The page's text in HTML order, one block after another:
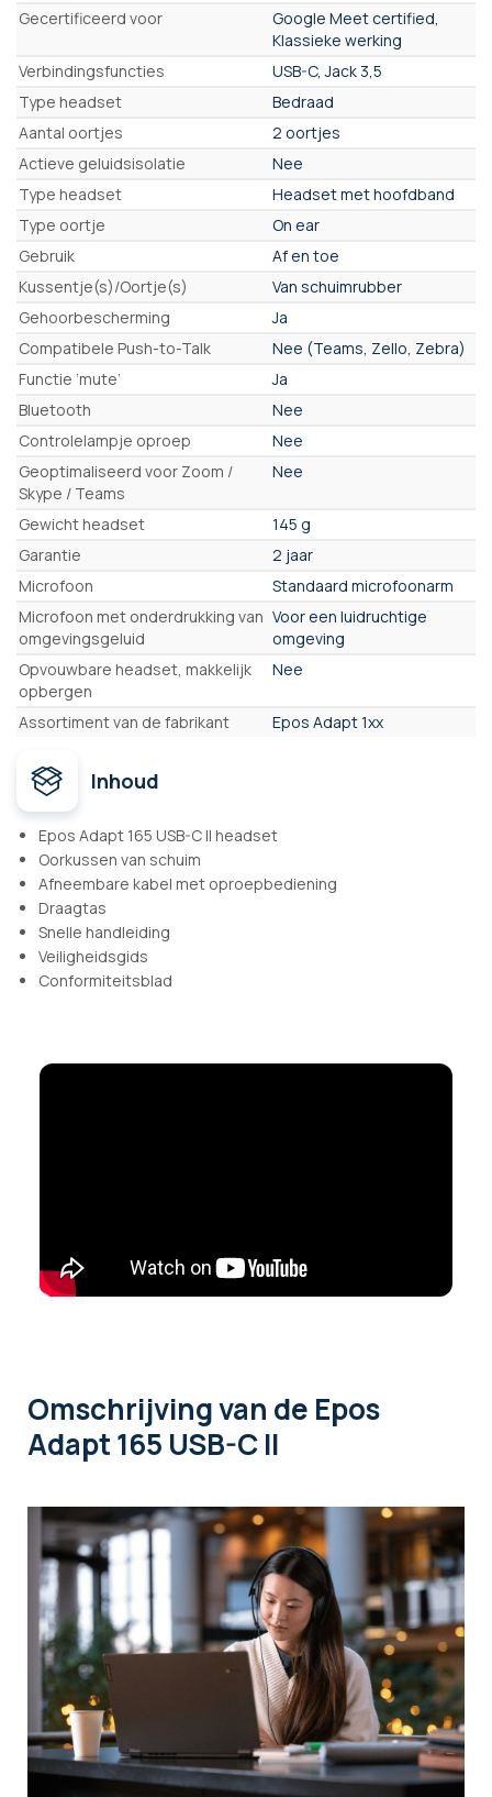
Eigenschappen
Gecertificeerd voor
Google Meet certified,
Klassieke werking
Verbindingsfuncties
USB-C, Jack 3,5
Type headset
Bedraad
Aantal oortjes
2 oortjes
Actieve geluidsisolatie
Nee
Type headset
Headset met hoofdband
Type oortje
On ear
Gebruik
Af en toe
Kussentje(s)/Oortje(s)
Van schuimrubber
Gehoorbescherming
Ja
Compatibele Push-to-Talk
Nee (Teams, Zello, Zebra)
Functie ‘mute’
Ja
Bluetooth
Nee
Controlelampje oproep
Nee
Geoptimaliseerd voor Zoom /
Skype / Teams
Nee
Gewicht headset
145 g
Garantie
2 jaar
Microfoon
Standaard microfoonarm
Microfoon met onderdrukking van
omgevingsgeluid
Voor een luidruchtige
omgeving
Opvouwbare headset, makkelijk
opbergen
Nee
Assortiment van de fabrikant Epos Adapt 1xx
Inhoud
Epos Adapt 165 USB-C II headset
Oorkussen van schuim
Afneembare kabel met oproepbediening
Draagtas
Snelle handleiding
Veiligheidsgids
Conformiteitsblad
Omschrijvingvan de Epos
Adapt 165 USB-C II